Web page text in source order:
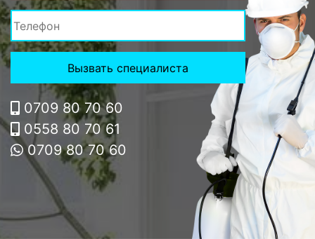
Вызвать специалиста
0709 80 70 60
0558 80 70 61
0709 80 70 60